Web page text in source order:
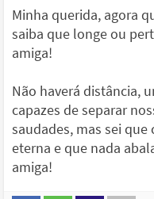
Minha querida, agora
saiba que longe ou
amiga!
Não haverá distância,
capazes de separar
saudades, mas sei
eterna e que nada
amiga!